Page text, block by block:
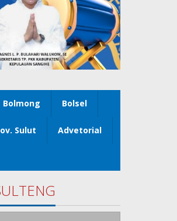
Bolmong Bolsel
Sulut Advetorial